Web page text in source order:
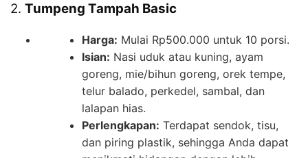
2. Tumpeng Tampah Basic
Harga: Mulai Rp500.000 untuk 10 porsi.
Isian: Nasi uduk atau kuning, ayam
goreng, mie/bihun goreng, orek tempe,
telur balado, perkedel, sambal, dan
lalapan hias.
Perlengkapan: Terdapat sendok, tisu,
dan piring plastik, sehingga Anda dapat